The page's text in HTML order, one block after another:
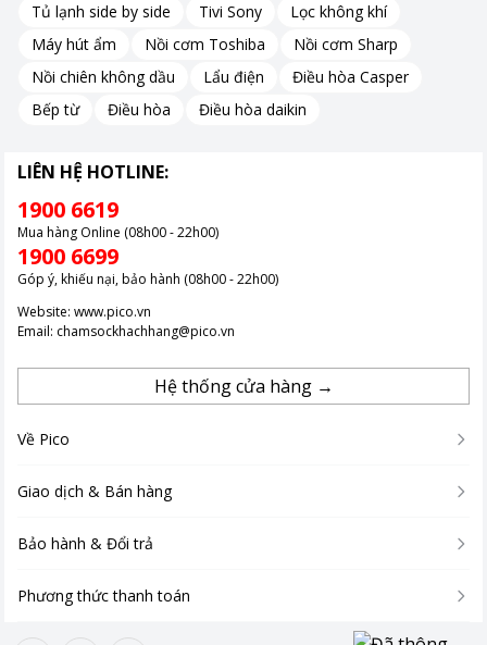
Tủ lạnh side by side
Tivi Sony
Lọc không khí
Máy hút ẩm
Nồi cơm Toshiba
Nồi cơm Sharp
Nồi chiên không dầu
Lẩu điện
Điều hòa Casper
Bếp từ
Điều hòa Điều hòa daikin
LIÊN HỆ HOTLINE:
1900 6619
Mua hàng Online (08h00 - 22h00)
1900 6699
Góp ý, khiếu nại, bảo hành (08h00 - 22h00)
Website: www.pico.vn
Email: chamsockhachhang@pico.vn
Hệ thống cửa hàng →
Về Pico
Giao dịch & Bán hàng
Bảo hành & Đổi trả
Phương thức thanh toán